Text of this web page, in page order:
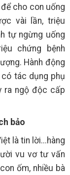
cho con uống
vài lần, triệu
tự ngừng uống
chứng bệnh
Hành động
tác dụng phụ
ra ngộ độc cấp
bảo
là tin lời...hàng
vu vơ tư vấn
ốm, nhiều bà